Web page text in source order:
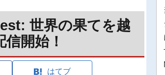
世界の果てを越
開始！
はてブ